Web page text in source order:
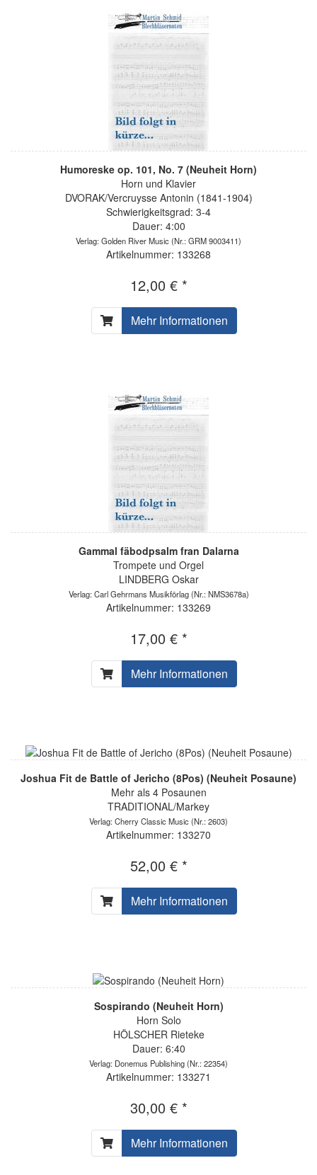
Humoreske op. 101, No. 7 (Neuheit Horn)
Horn und Klavier
DVORAK/Vercruysse Antonin (1841-1904)
Schwierigkeitsgrad: 3-4
Dauer: 4:00
Verlag: Golden River Music(Nr.: GRM 9003411)
Artikelnummer: 133268
12,00 € *
Mehr Informationen
Gammal fäbodpsalm fran Dalarna
Trompete und Orgel
LINDBERG Oskar
Verlag: Carl Gehrmans Musikförlag(Nr.: NMS3678a)
Artikelnummer: 133269
17,00 € *
Mehr Informationen
Joshua Fit de Battle of Jericho (8Pos) (Neuheit Posaune)
Mehr als 4 Posaunen
TRADITIONAL/Markey
Verlag: Cherry Classic Music(Nr.: 2603)
Artikelnummer: 133270
52,00 € *
Mehr Informationen
Sospirando (Neuheit Horn)
Horn Solo
HÖLSCHER Rieteke
Dauer: 6:40
Verlag: Donemus Publishing(Nr.: 22354)
Artikelnummer: 133271
30,00 € *
Mehr Informationen